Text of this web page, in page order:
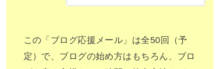
この「ブログ応援メール」は全50回（予
定）で、ブログの始め方はもちろん、ブロ